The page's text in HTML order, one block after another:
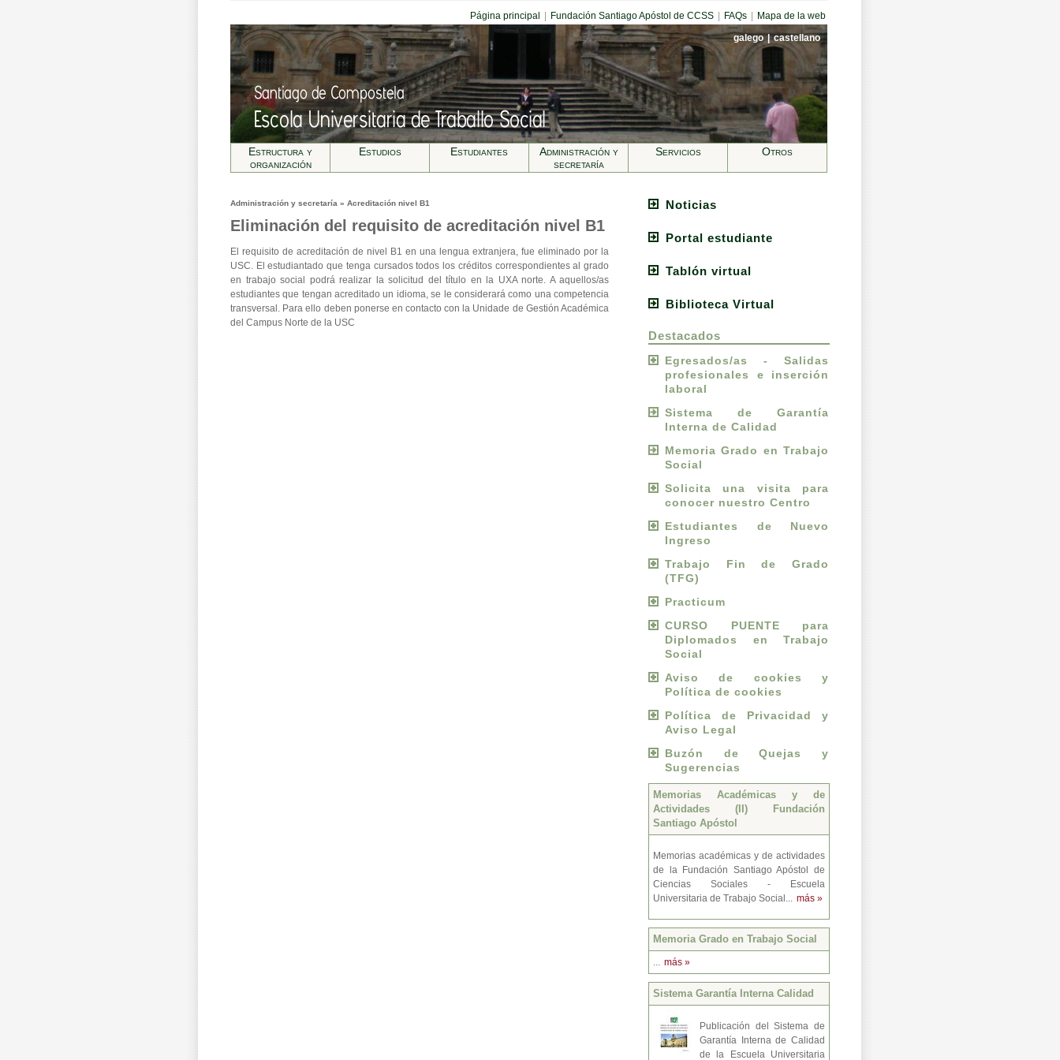
Página principal Fundación Santiago Apóstol de CCSS FAQs
Mapa de la web
galego|castellano
Estructura y
organización
Estudios Estudiantes
Administración y
secretarí­a
Servicios Otros
Administración y secretarí­a » Acreditación nivel B1
Eliminación del requisito de acreditación nivel B1
El requisito de acreditación de nivel B1 en una lengua extranjera, fue eliminado por la
USC. El estudiantado que tenga cursados todos los créditos correspondientes al grado
en trabajo social podrá realizar la solicitud del título en la UXA norte. A aquellos/as
estudiantes que tengan acreditado un idioma, se le considerará como una competencia
transversal. Para ello deben ponerse en contacto con la Unidade de Gestión Académica
del Campus Norte de la USC
Noticias
Portal estudiante
Tablón virtual
Biblioteca Virtual
Destacados
Egresados/as - Salidas
profesionales e inserción
laboral
Sistema de Garantía
Interna de Calidad
Memoria Grado en Trabajo
Social
Solicita una visita para
conocer nuestro Centro
Estudiantes de Nuevo
Ingreso
Trabajo Fin de Grado
(TFG)
Practicum
CURSO PUENTE para
Diplomados en Trabajo
Social
Aviso de cookies y
Política de cookies
Política de Privacidad y
Aviso Legal
Buzón de Quejas y
Sugerencias
Memorias Académicas y de
Actividades (II) Fundación
Santiago Apóstol
Memorias académicas y de actividades
de la Fundación Santiago Apóstol de
Ciencias Sociales - Escuela
Universitaria de Trabajo Social... más »
Memoria Grado en Trabajo Social
... más »
Sistema Garantía Interna Calidad
Publicación del Sistema de
Garantía Interna de Calidad
de la Escuela Universitaria